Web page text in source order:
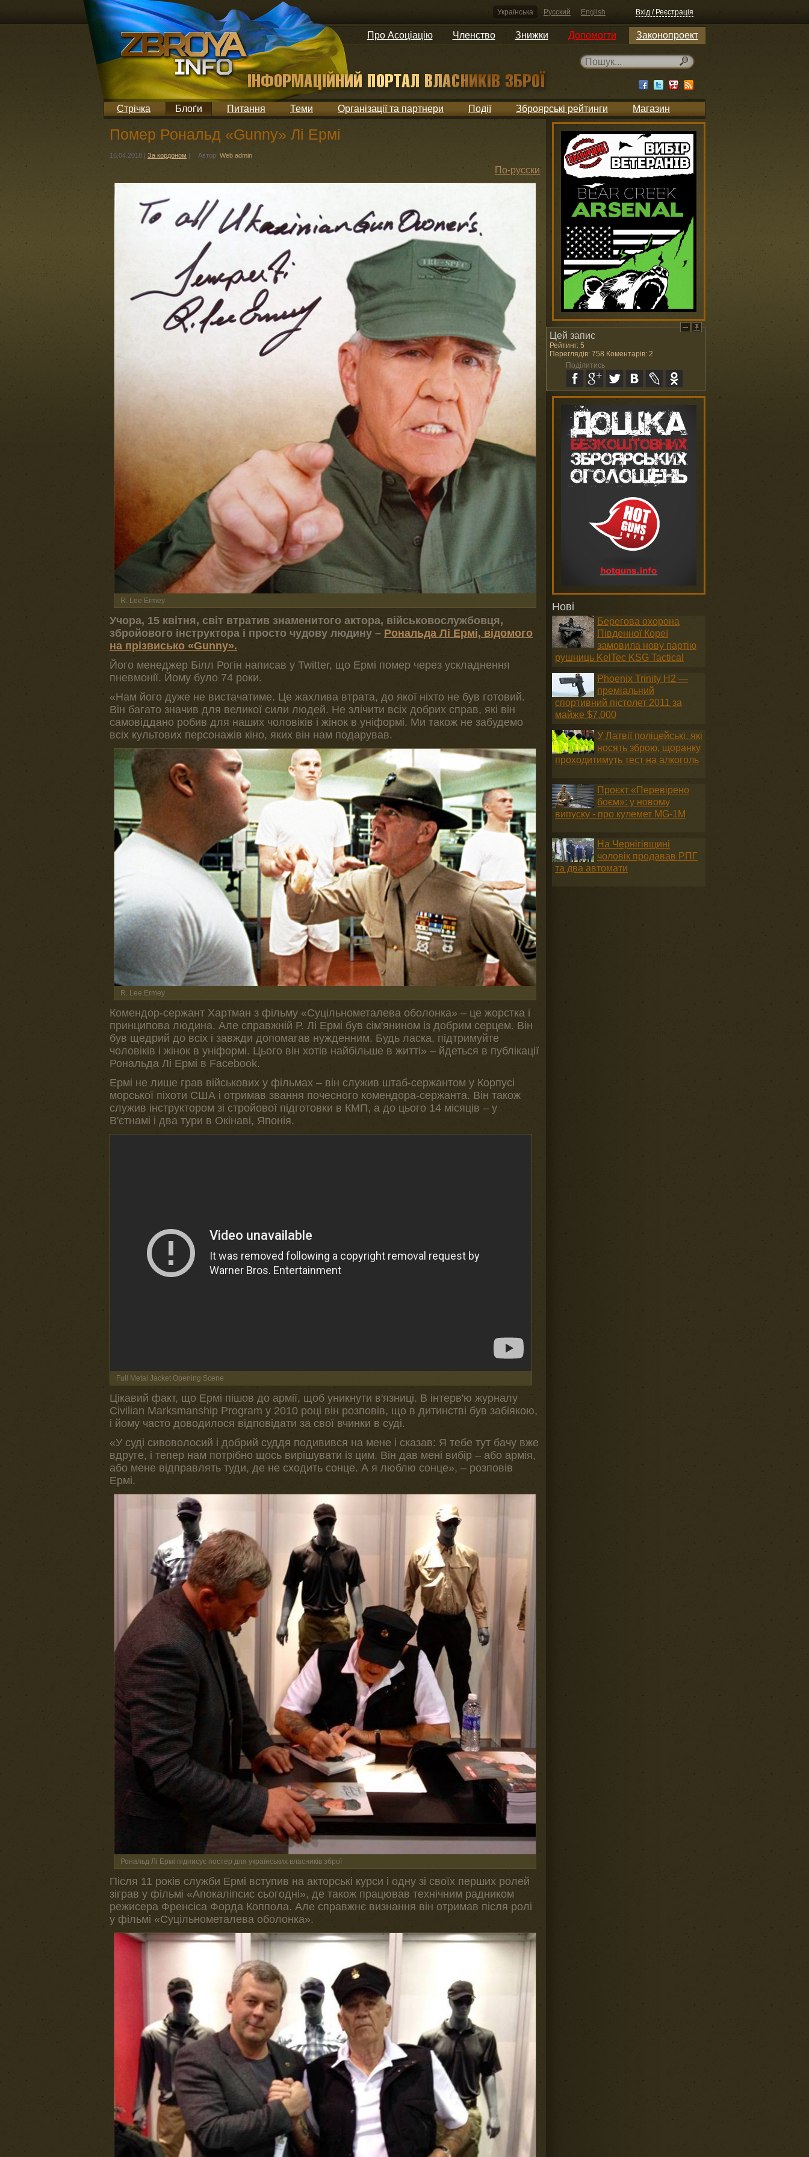
Українська Русский English Вхід / Реєстрація
Про Асоціацію Членство Знижки Допомогти Законопроект
Стрічка Блоґи Питання Теми Організації та партнери Події Зброярські рейтинги Магазин
Помер Рональд «Gunny» Лі Ермі
16.04.2018 | За кордоном | Автор: Web admin
По-русски
R. Lee Ermey
Учора, 15 квітня, світ втратив знаменитого актора, військовослужбовця,
збройового інструктора і просто чудову людину – Рональда Лі Ермі, відомого
на прізвисько «Gunny».
Його менеджер Білл Рогін написав у Twitter, що Ермі помер через ускладнення
пневмонії. Йому було 74 роки.
«Нам його дуже не вистачатиме. Це жахлива втрата, до якої ніхто не був готовий.
Він багато значив для великої сили людей. Не злічити всіх добрих справ, які він
самовіддано робив для наших чоловіків і жінок в уніформі. Ми також не забудемо
всіх культових персонажів кіно, яких він нам подарував.
R. Lee Ermey
Комендор-сержант Хартман з фільму «Суцільнометалева оболонка» – це жорстка і
принципова людина. Але справжній Р. Лі Ермі був сім'янином із добрим серцем. Він
був щедрий до всіх і завжди допомагав нужденним. Будь ласка, підтримуйте
чоловіків і жінок в уніформі. Цього він хотів найбільше в житті» – йдеться в публікації
Рональда Лі Ермі в Facebook.
Ермі не лише грав військових у фільмах – він служив штаб-сержантом у Корпусі
морської піхоти США і отримав звання почесного комендора-сержанта. Він також
служив інструктором зі стройової підготовки в КМП, а до цього 14 місяців – у
В'єтнамі і два тури в Окінаві, Японія.
Full Metal Jacket Opening Scene
Цікавий факт, що Ермі пішов до армії, щоб уникнути в'язниці. В інтерв'ю журналу
Civilian Marksmanship Program у 2010 році він розповів, що в дитинстві був забіякою,
і йому часто доводилося відповідати за свої вчинки в суді.
«У суді сивоволосий і добрий суддя подивився на мене і сказав: Я тебе тут бачу вже
вдруге, і тепер нам потрібно щось вирішувати із цим. Він дав мені вибір – або армія,
або мене відправлять туди, де не сходить сонце. А я люблю сонце», – розповів
Ермі.
Рональд Лі Ермі підписує постер для українських власників зброї
Після 11 років служби Ермі вступив на акторські курси і одну зі своїх перших ролей
зіграв у фільмі «Апокаліпсис сьогодні», де також працював технічним радником
режисера Френсіса Форда Коппола. Але справжнє визнання він отримав після ролі
у фільмі «Суцільнометалева оболонка».
Нові
Берегова охорона
Південної Кореї
замовила нову партію
рушниць KelTec KSG Tactical
Phoenix Trinity H2 —
преміальний
спортивний пістолет 2011 за
майже $7,000
У Латвії поліцейські, які
носять зброю, щоранку
проходитимуть тест на алкоголь
Проєкт «Перевірено
боєм»: у новому
випуску - про кулемет MG-1М
На Чернігівщині
чоловік продавав РПГ
та два автомати
Цей запис
Рейтинг: 5
Переглядів: 758 Коментарів: 2
Поділитись